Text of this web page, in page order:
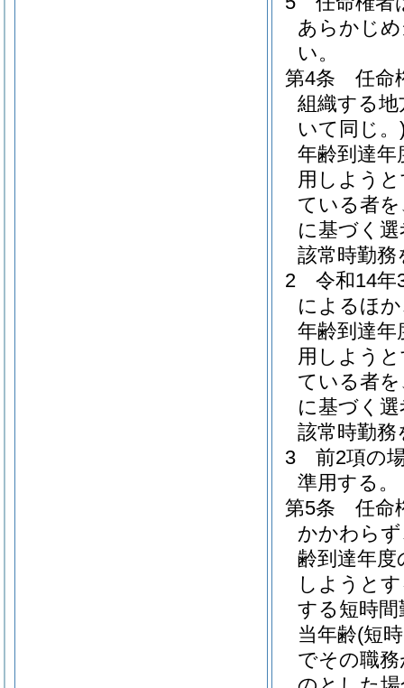
あらかじ
い。
第4条
任命
組織する
いて同じ。
年齢到達
用しよう
ている者
に基づく
該常時勤
2
令和14年
によるほ
年齢到達
用しよう
ている者
に基づく
該常時勤
3
前2項の
準用する。
第5条
任命
かかわら
齢到達年
しようと
する短時
当年齢(短
でその職